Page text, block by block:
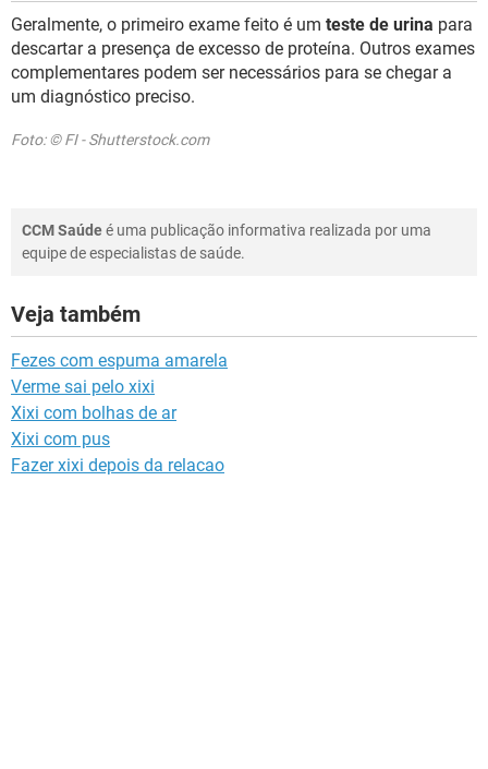
Geralmente, o primeiro exame feito é um teste de urina para
descartar a presença de excesso de proteína. Outros exames
complementares podem ser necessários para se chegar a
um diagnóstico preciso.
Foto: © FI - Shutterstock.com
CCM Saúdeé uma publicação informativa realizada por uma
equipe de especialistas de saúde.
Veja também
Fezes com espuma amarela
Verme sai pelo xixi
Xixi com bolhas de ar
Xixi com pus
Fazer xixi depois da relacao